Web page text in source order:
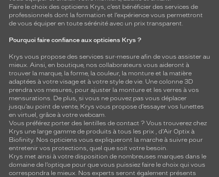
Faire le choix des opticiens Krys, c’est bénéficier des services de
professionnels dont la formation et l’expérience vous permettront
de vous équiper en toute sérénité avec un prix transparent.
Pourquoi faire confiance aux opticiens Krys ?
Krys vous propose des services sur-mesure afin de vous assister au
mieux. Ainsi, en boutique, nos collaborateurs vous aideront à
trouver la marque, la forme, la couleur, la monture et la matière
adaptées à votre visage et à votre style de vie. Une colonne 3D
prendra vos mesures, pour ajuster la monture et les verres à vos
mensurations. De plus, si vous ne pouvez pas vous déplacer
jusqu’au point de vente, Krys vous propose d’essayer vos lunettes
en virtuel, grâce à votre webcam.
Vous préférez porter des lentilles de contact ? Vous trouverez chez
Krys une large gamme de produits à tous les prix , d’Air Optix à
Biofinity. Nos opticiens vous expliqueront la marche à suivre pour
entretenir vos protections, quel que soit votre besoin.
Krys met ainsi à votre disposition de nombreuses marques dans le
domaine de l’optique pour que vous puissiez faire le choix qui vous
correspondra le mieux. Nos experts seront également présents